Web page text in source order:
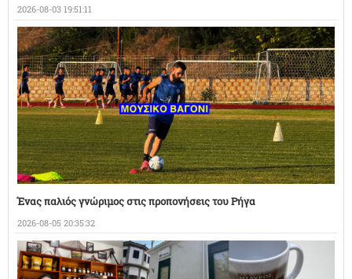
2026-08-03 19:51:11
Ένας παλιός γνώριμος στις προπονήσεις του Ρήγα
2026-08-05 20:35:32